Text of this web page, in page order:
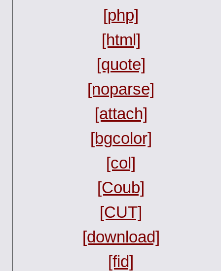
[php]
[html]
[quote]
[noparse]
[attach]
[bgcolor]
[col]
[Coub]
[CUT]
[download]
[fid]